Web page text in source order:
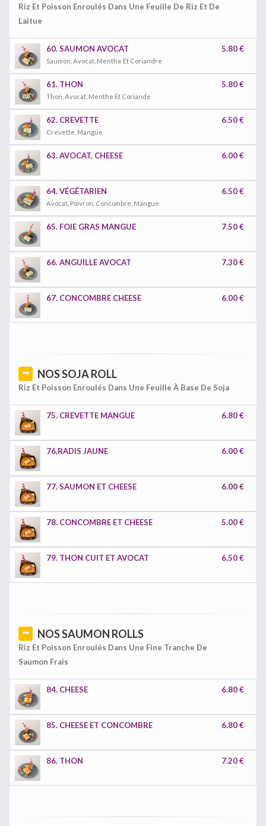
Riz Et Poisson Enroulés Dans Une Feuille De Riz Et De
Laitue
60. SAUMON AVOCAT
Saumon, Avocat, Menthe Et Coriandre
5.80 €
61. THON
Thon, Avocat, Menthe Et Coriande
5.80 €
62. CREVETTE
Crevette, Mangue
6.50 €
63. AVOCAT, CHEESE 6.00 €
64. VÉGÉTARIEN
Avocat, Poivron, Concombre, Mangue
6.50 €
65. FOIE GRAS MANGUE 7.50 €
66. ANGUILLE AVOCAT 7.30 €
67. CONCOMBRE CHEESE 6.00 €
NOS SOJA ROLL
Riz Et Poisson Enroulés Dans Une Feuille À Base De Soja
75. CREVETTE MANGUE 6.80 €
76,RADIS JAUNE 6.00 €
77. SAUMON ET CHEESE 6.00 €
78. CONCOMBRE ET CHEESE 5.00 €
79. THON CUIT ET AVOCAT 6.50 €
NOS SAUMON ROLLS
Riz Et Poisson Enroulés Dans Une Fine Tranche De
Saumon Frais
84. CHEESE 6.80 €
85. CHEESE ET CONCOMBRE 6.80 €
86. THON 7.20 €